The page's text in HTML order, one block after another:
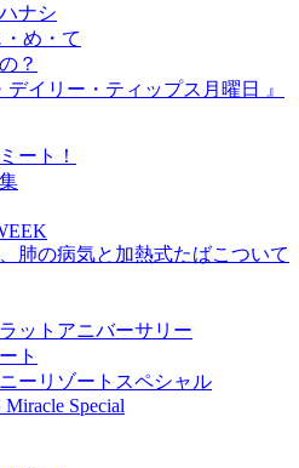
ナシ
め・て
？
イリー・ティップス月曜日 』
ート！
肺の病気と加熱式たばこついて
ットアニバーサリー
ト
ーリゾートスペシャル
Special